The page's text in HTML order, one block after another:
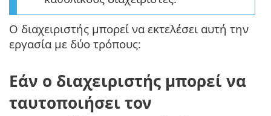
Ο διαχειριστής μπορεί να εκτελέσει αυτή την
εργασία με δύο τρόπους:
Εάν ο διαχειριστής μπορεί να
ταυτοποιήσει τον